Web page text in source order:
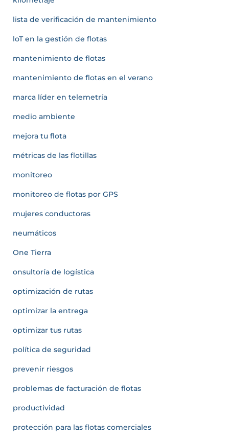
lista de verificación de mantenimiento
loT en la gestión de flotas
mantenimiento de flotas
mantenimiento de flotas en el verano
marca líder en telemetría
medio ambiente
mejora tu flota
métricas de las flotillas
monitoreo
monitoreo de flotas por GPS
mujeres conductoras
neumáticos
One Tierra
onsultoría de logística
optimización de rutas
optimizar la entrega
optimizar tus rutas
política de seguridad
prevenir riesgos
problemas de facturación de flotas
productividad
protección para las flotas comerciales